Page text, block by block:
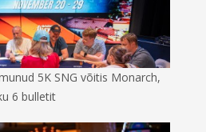
5K SNG võitis Monarch,
6 bulletit